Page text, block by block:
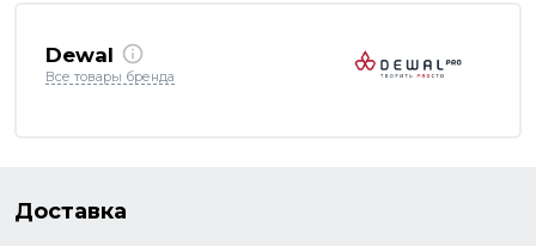
Dewal
Все товары бренда
Доставка